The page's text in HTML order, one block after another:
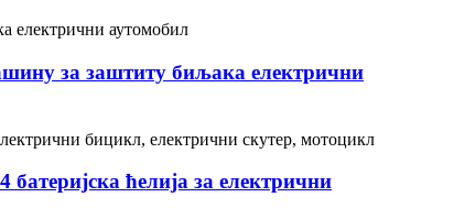
за заштиту биљака електрични
ћелија за електрични